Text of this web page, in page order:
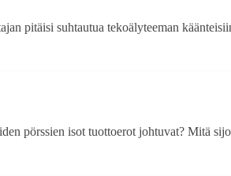
pitäisi suhtautua tekoälyteeman
pörssien isot tuottoerot johtuvat? Mitä